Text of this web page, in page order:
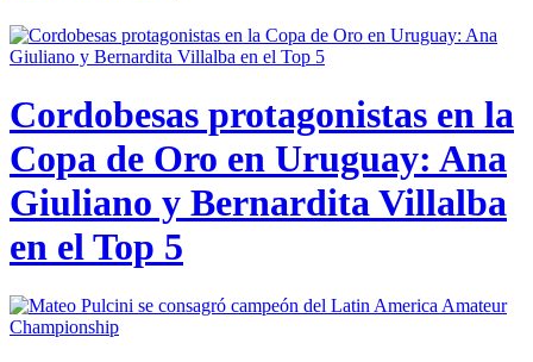
Cordobesas protagonistas en la
Copa de Oro en Uruguay: Ana
Giuliano y Bernardita Villalba
en el Top 5